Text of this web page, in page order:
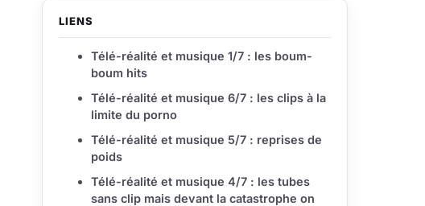
LIENS
Télé-réalité et musique 1/7 : les boum-
boum hits
Télé-réalité et musique 6/7 : les clips à la
limite du porno
Télé-réalité et musique 5/7 : reprises de
poids
Télé-réalité et musique 4/7 : les tubes
sans clip mais devant la catastrophe on